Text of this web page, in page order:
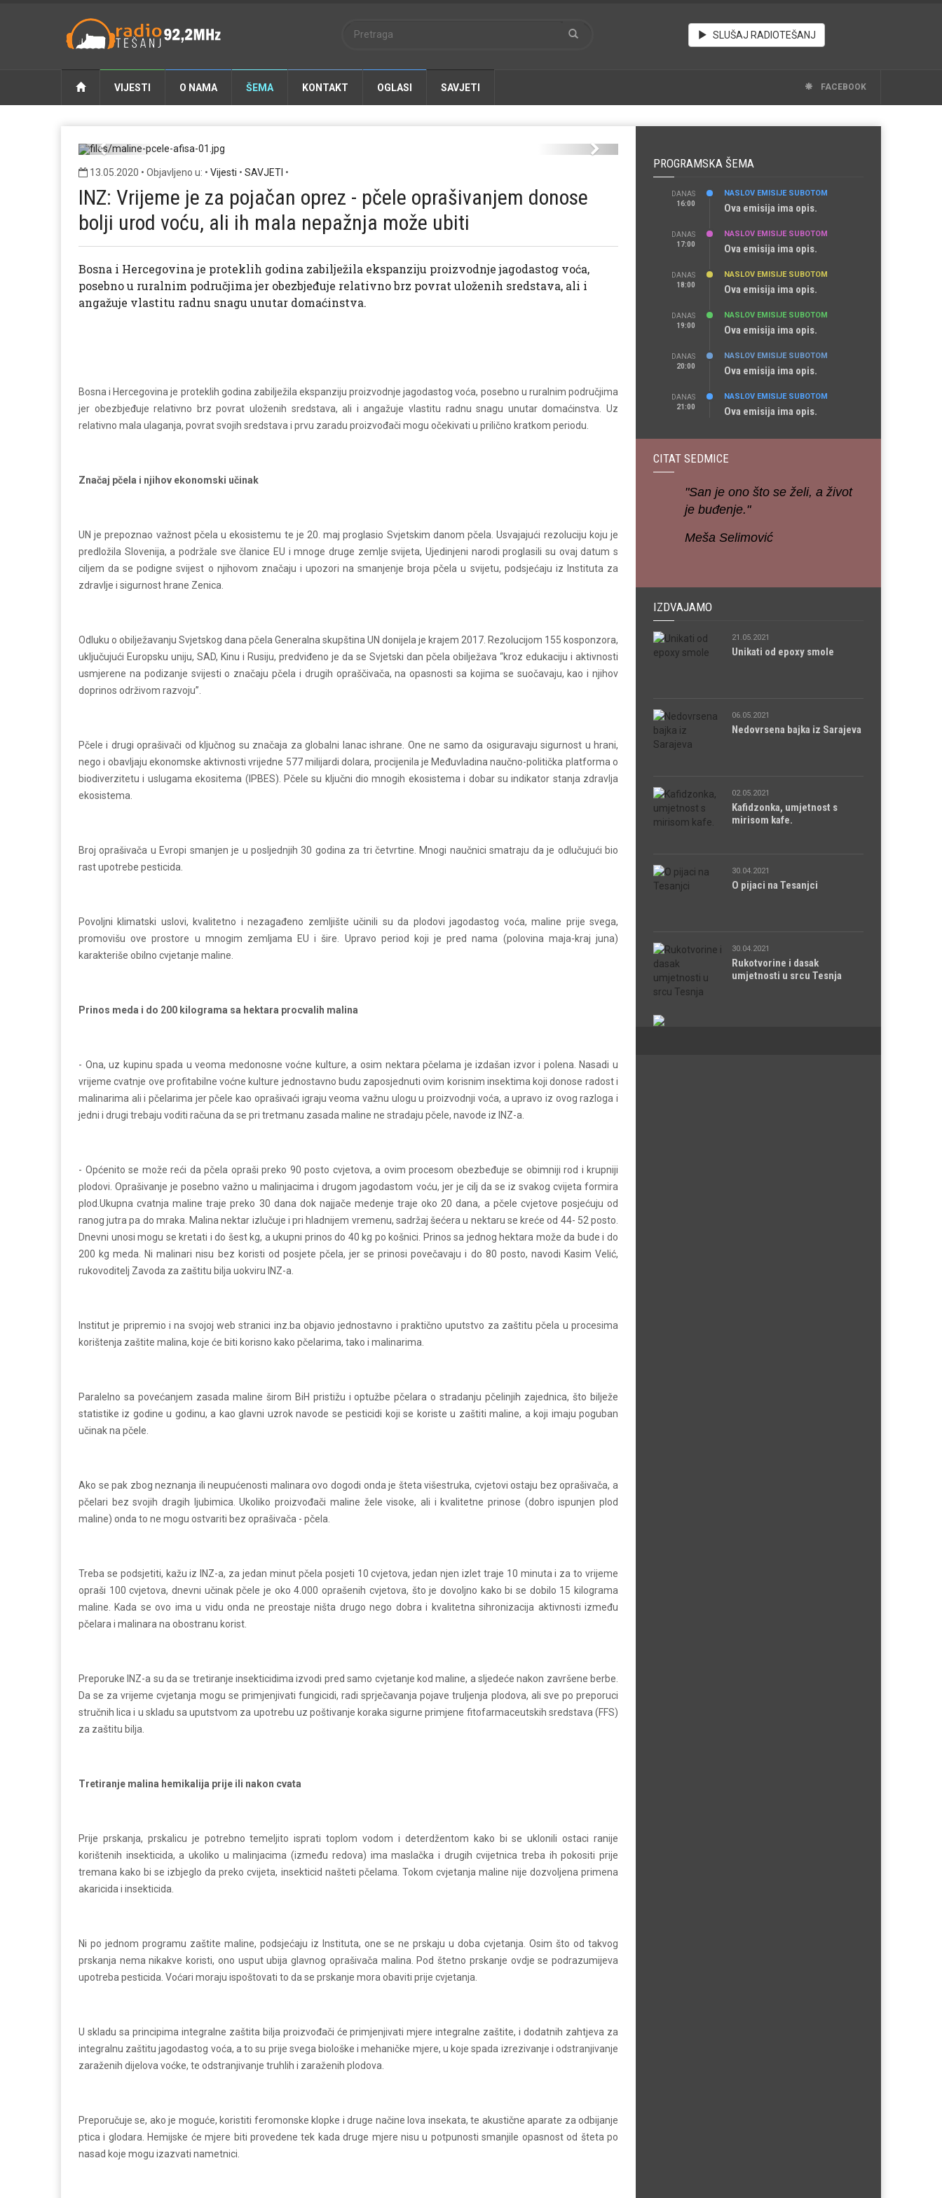
SLUŠAJ RADIOTEŠANJ
VIJESTI O NAMA ŠEMA KONTAKT OGLASI SAVJETI FACEBOOK
Previous Next
13.05.2020 • Objavljeno u: • Vijesti • SAVJETI •
INZ: Vrijeme je za pojačan oprez - pčele oprašivanjem donose
bolji urod voću, ali ih mala nepažnja može ubiti
Bosna i Hercegovina je proteklih godina zabilježila ekspanziju proizvodnje jagodastog voća,
posebno u ruralnim područjima jer obezbjeđuje relativno brz povrat uloženih sredstava, ali i
angažuje vlastitu radnu snagu unutar domaćinstva.
Bosna i Hercegovina je proteklih godina zabilježila ekspanziju proizvodnje jagodastog voća, posebno u ruralnim područjima
jer obezbjeđuje relativno brz povrat uloženih sredstava, ali i angažuje vlastitu radnu snagu unutar domaćinstva. Uz
relativno mala ulaganja, povrat svojih sredstava i prvu zaradu proizvođači mogu očekivati u prilično kratkom periodu.
Značaj pčela i njihov ekonomski učinak
UN je prepoznao važnost pčela u ekosistemu te je 20. maj proglasio Svjetskim danom pčela. Usvajajući rezoluciju koju je
predložila Slovenija, a podržale sve članice EU i mnoge druge zemlje svijeta, Ujedinjeni narodi proglasili su ovaj datum s
ciljem da se podigne svijest o njihovom značaju i upozori na smanjenje broja pčela u svijetu, podsjećaju iz Instituta za
zdravlje i sigurnost hrane Zenica.
Odluku o obilježavanju Svjetskog dana pčela Generalna skupština UN donijela je krajem 2017. Rezolucijom 155 kosponzora,
uključujući Europsku uniju, SAD, Kinu i Rusiju, predviđeno je da se Svjetski dan pčela obilježava “kroz edukaciju i aktivnosti
usmjerene na podizanje svijesti o značaju pčela i drugih opraščivača, na opasnosti sa kojima se suočavaju, kao i njihov
doprinos održivom razvoju”.
Pčele i drugi oprašivači od ključnog su značaja za globalni lanac ishrane. One ne samo da osiguravaju sigurnost u hrani,
nego i obavljaju ekonomske aktivnosti vrijedne 577 milijardi dolara, procijenila je Međuvladina naučno-politička platforma o
biodiverzitetu i uslugama ekositema (IPBES). Pčele su ključni dio mnogih ekosistema i dobar su indikator stanja zdravlja
ekosistema.
Broj oprašivača u Evropi smanjen je u posljednjih 30 godina za tri četvrtine. Mnogi naučnici smatraju da je odlučujući bio
rast upotrebe pesticida.
Povoljni klimatski uslovi, kvalitetno i nezagađeno zemljište učinili su da plodovi jagodastog voća, maline prije svega,
promovišu ove prostore u mnogim zemljama EU i šire. Upravo period koji je pred nama (polovina maja-kraj juna)
karakteriše obilno cvjetanje maline.
Prinos meda i do 200 kilograma sa hektara procvalih malina
- Ona, uz kupinu spada u veoma medonosne voćne kulture, a osim nektara pčelama je izdašan izvor i polena. Nasadi u
vrijeme cvatnje ove profitabilne voćne kulture jednostavno budu zaposjednuti ovim korisnim insektima koji donose radost i
malinarima ali i pčelarima jer pčele kao oprašivaći igraju veoma važnu ulogu u proizvodnji voća, a upravo iz ovog razloga i
jedni i drugi trebaju voditi računa da se pri tretmanu zasada maline ne stradaju pčele, navode iz INZ-a.
- Općenito se može reći da pčela opraši preko 90 posto cvjetova, a ovim procesom obezbeđuje se obimniji rod i krupniji
plodovi. Oprašivanje je posebno važno u malinjacima i drugom jagodastom voću, jer je cilj da se iz svakog cvijeta formira
plod.Ukupna cvatnja maline traje preko 30 dana dok najjače medenje traje oko 20 dana, a pčele cvjetove posjećuju od
ranog jutra pa do mraka. Malina nektar izlučuje i pri hladnijem vremenu, sadržaj šećera u nektaru se kreće od 44- 52 posto.
Dnevni unosi mogu se kretati i do šest kg, a ukupni prinos do 40 kg po košnici. Prinos sa jednog hektara može da bude i do
200 kg meda. Ni malinari nisu bez koristi od posjete pčela, jer se prinosi povečavaju i do 80 posto, navodi Kasim Velić,
rukovoditelj Zavoda za zaštitu bilja uokviru INZ-a.
Institut je pripremio i na svojoj web stranici inz.ba objavio jednostavno i praktično uputstvo za zaštitu pčela u procesima
korištenja zaštite malina, koje će biti korisno kako pčelarima, tako i malinarima.
Paralelno sa povećanjem zasada maline širom BiH pristižu i optužbe pčelara o stradanju pčelinjih zajednica, što bilježe
statistike iz godine u godinu, a kao glavni uzrok navode se pesticidi koji se koriste u zaštiti maline, a koji imaju poguban
učinak na pčele.
Ako se pak zbog neznanja ili neupućenosti malinara ovo dogodi onda je šteta višestruka, cvjetovi ostaju bez oprašivača, a
pčelari bez svojih dragih ljubimica. Ukoliko proizvođači maline žele visoke, ali i kvalitetne prinose (dobro ispunjen plod
maline) onda to ne mogu ostvariti bez oprašivača - pčela.
Treba se podsjetiti, kažu iz INZ-a, za jedan minut pčela posjeti 10 cvjetova, jedan njen izlet traje 10 minuta i za to vrijeme
opraši 100 cvjetova, dnevni učinak pčele je oko 4.000 oprašenih cvjetova, što je dovoljno kako bi se dobilo 15 kilograma
maline. Kada se ovo ima u vidu onda ne preostaje ništa drugo nego dobra i kvalitetna sihronizacija aktivnosti između
pčelara i malinara na obostranu korist.
Preporuke INZ-a su da se tretiranje insekticidima izvodi pred samo cvjetanje kod maline, a sljedeće nakon završene berbe.
Da se za vrijeme cvjetanja mogu se primjenjivati fungicidi, radi sprječavanja pojave truljenja plodova, ali sve po preporuci
stručnih lica i u skladu sa uputstvom za upotrebu uz poštivanje koraka sigurne primjene fitofarmaceutskih sredstava (FFS)
za zaštitu bilja.
Tretiranje malina hemikalija prije ili nakon cvata
Prije prskanja, prskalicu je potrebno temeljito isprati toplom vodom i deterdžentom kako bi se uklonili ostaci ranije
korištenih insekticida, a ukoliko u malinjacima (između redova) ima maslačka i drugih cvijetnica treba ih pokositi prije
tremana kako bi se izbjeglo da preko cvijeta, insekticid našteti pčelama. Tokom cvjetanja maline nije dozvoljena primena
akaricida i insekticida.
Ni po jednom programu zaštite maline, podsjećaju iz Instituta, one se ne prskaju u doba cvjetanja. Osim što od takvog
prskanja nema nikakve koristi, ono usput ubija glavnog oprašivača malina. Pod štetno prskanje ovdje se podrazumijeva
upotreba pesticida. Voćari moraju ispoštovati to da se prskanje mora obaviti prije cvjetanja.
U skladu sa principima integralne zaštita bilja proizvođači će primjenjivati mjere integralne zaštite, i dodatnih zahtjeva za
integralnu zaštitu jagodastog voća, a to su prije svega biološke i mehaničke mjere, u koje spada izrezivanje i odstranjivanje
zaraženih dijelova voćke, te odstranjivanje truhlih i zaraženih plodova.
Preporučuje se, ako je moguće, koristiti feromonske klopke i druge načine lova insekata, te akustične aparate za odbijanje
ptica i glodara. Hemijske će mjere biti provedene tek kada druge mjere nisu u potpunosti smanjile opasnost od šteta po
nasad koje mogu izazvati nametnici.
PROGRAMSKA ŠEMA
DANAS
16:00
NASLOV EMISIJE SUBOTOM
Ova emisija ima opis.
DANAS
17:00
NASLOV EMISIJE SUBOTOM
Ova emisija ima opis.
DANAS
18:00
NASLOV EMISIJE SUBOTOM
Ova emisija ima opis.
DANAS
19:00
NASLOV EMISIJE SUBOTOM
Ova emisija ima opis.
DANAS
20:00
NASLOV EMISIJE SUBOTOM
Ova emisija ima opis.
DANAS
21:00
NASLOV EMISIJE SUBOTOM
Ova emisija ima opis.
CITAT SEDMICE
"San je ono što se želi, a život
je buđenje."
Meša Selimović
IZDVAJAMO
21.05.2021
Unikati od epoxy smole
06.05.2021
Nedovrsena bajka iz Sarajeva
02.05.2021
Kafidzonka, umjetnost s
mirisom kafe.
30.04.2021
O pijaci na Tesanjci
30.04.2021
Rukotvorine i dasak
umjetnosti u srcu Tesnja